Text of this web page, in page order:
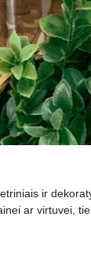
ir
ar virtuvei,